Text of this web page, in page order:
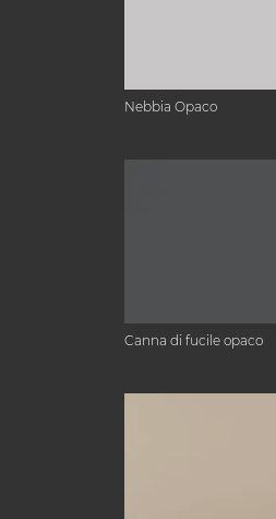
Nebbia Opaco
Canna di fucile opaco